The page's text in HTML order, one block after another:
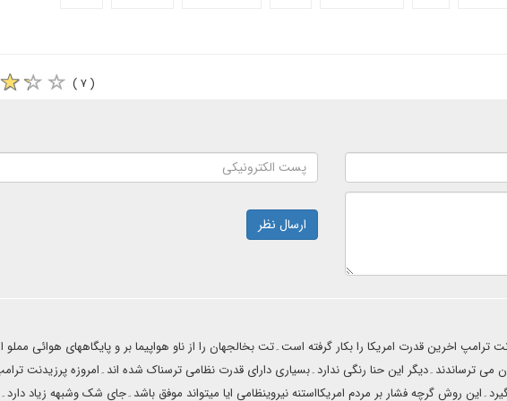
( ۷ )
ارسال نظر
ترامپ اخرین قدرت امریکا را بکار گرفته است۔تت بخالجهان را از ناو هواپیما بر و پایگاههای هوائی مملو
ترساندند۔دیگر این حنا رنگی ندارد۔بسیاری دارای قدرت نظامی ترسناک شده اند۔امروزه پرزیدنت ترامپ
روش گرچه فشار بر مردم امریکااستنه نیروینظامی ایا میتواند موفق باشد۔جای شک وشبهه زیاد